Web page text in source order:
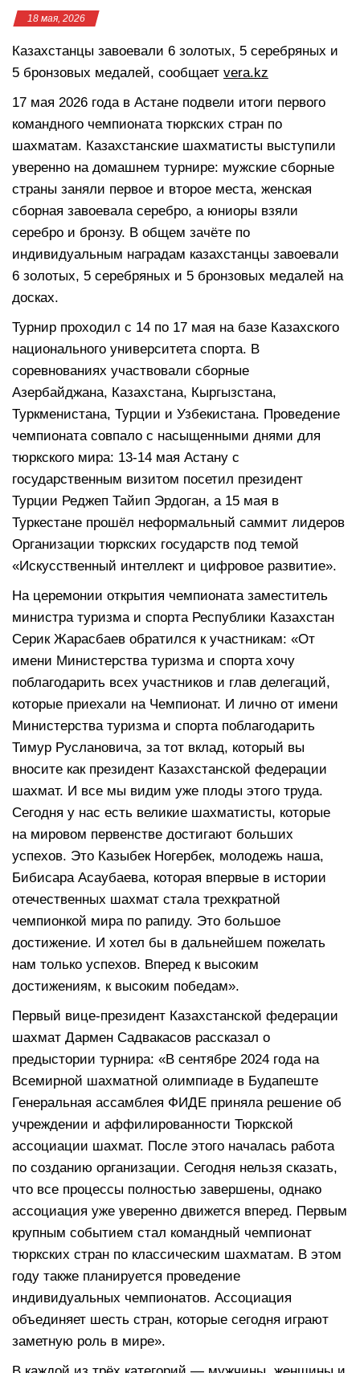
18 мая, 2026
Казахстанцы завоевали 6 золотых, 5 серебряных и
5 бронзовых медалей, сообщает vera.kz
17 мая 2026 года в Астане подвели итоги первого
командного чемпионата тюркских стран по
шахматам. Казахстанские шахматисты выступили
уверенно на домашнем турнире: мужские сборные
страны заняли первое и второе места, женская
сборная завоевала серебро, а юниоры взяли
серебро и бронзу. В общем зачёте по
индивидуальным наградам казахстанцы завоевали
6 золотых, 5 серебряных и 5 бронзовых медалей на
досках.
Турнир проходил с 14 по 17 мая на базе Казахского
национального университета спорта. В
соревнованиях участвовали сборные
Азербайджана, Казахстана, Кыргызстана,
Туркменистана, Турции и Узбекистана. Проведение
чемпионата совпало с насыщенными днями для
тюркского мира: 13-14 мая Астану с
государственным визитом посетил президент
Турции Реджеп Тайип Эрдоган, а 15 мая в
Туркестане прошёл неформальный саммит лидеров
Организации тюркских государств под темой
«Искусственный интеллект и цифровое развитие».
На церемонии открытия чемпионата заместитель
министра туризма и спорта Республики Казахстан
Серик Жарасбаев обратился к участникам: «От
имени Министерства туризма и спорта хочу
поблагодарить всех участников и глав делегаций,
которые приехали на Чемпионат. И лично от имени
Министерства туризма и спорта поблагодарить
Тимур Руслановича, за тот вклад, который вы
вносите как президент Казахстанской федерации
шахмат. И все мы видим уже плоды этого труда.
Сегодня у нас есть великие шахматисты, которые
на мировом первенстве достигают больших
успехов. Это Казыбек Ногербек, молодежь наша,
Бибисара Асаубаева, которая впервые в истории
отечественных шахмат стала трехкратной
чемпионкой мира по рапиду. Это большое
достижение. И хотел бы в дальнейшем пожелать
нам только успехов. Вперед к высоким
достижениям, к высоким победам».
Первый вице-президент Казахстанской федерации
шахмат Дармен Садвакасов рассказал о
предыстории турнира: «В сентябре 2024 года на
Всемирной шахматной олимпиаде в Будапеште
Генеральная ассамблея ФИДЕ приняла решение об
учреждении и аффилированности Тюркской
ассоциации шахмат. После этого началась работа
по созданию организации. Сегодня нельзя сказать,
что все процессы полностью завершены, однако
ассоциация уже уверенно движется вперед. Первым
крупным событием стал командный чемпионат
тюркских стран по классическим шахматам. В этом
году также планируется проведение
индивидуальных чемпионатов. Ассоциация
объединяет шесть стран, которые сегодня играют
заметную роль в мире».